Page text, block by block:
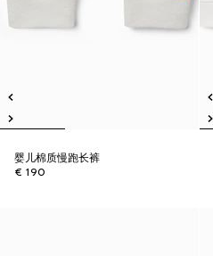
婴儿棉质慢跑长裤
€ 190